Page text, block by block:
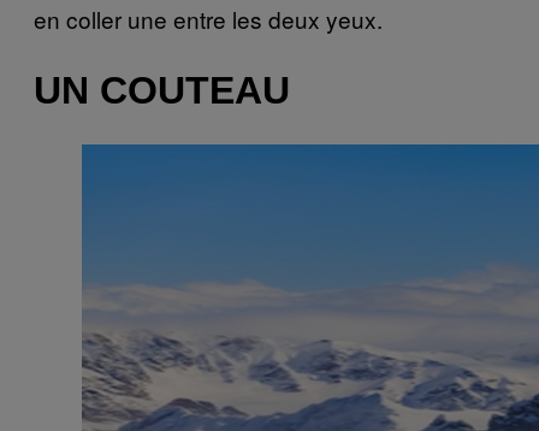
en coller une entre les deux yeux.
UN COUTEAU